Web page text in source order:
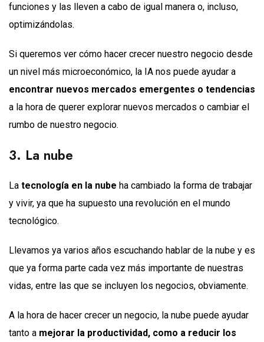
funciones y las lleven a cabo de igual manera o, incluso,
optimizándolas.
Si queremos ver cómo hacer crecer nuestro negocio desde
un nivel más microeconómico, la IA nos puede ayudar a
encontrar nuevos mercados emergentes o tendencias
a la hora de querer explorar nuevos mercados o cambiar el
rumbo de nuestro negocio.
3. La nube
La tecnología en la nube ha cambiado la forma de trabajar
y vivir, ya que ha supuesto una revolución en el mundo
tecnológico.
Llevamos ya varios años escuchando hablar de la nube y es
que ya forma parte cada vez más importante de nuestras
vidas, entre las que se incluyen los negocios, obviamente.
A la hora de hacer crecer un negocio, la nube puede ayudar
tanto a mejorar la productividad, como a reducir los